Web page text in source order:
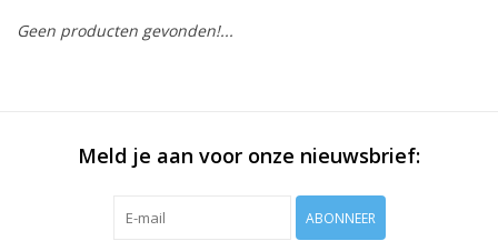
Merken
Geen producten gevonden!...
Meld je aan voor onze nieuwsbrief:
ABONNEER